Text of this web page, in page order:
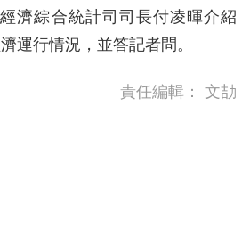
濟綜合統計司司長付凌暉介紹
運行情況，並答記者問。
責任編輯： 文劼